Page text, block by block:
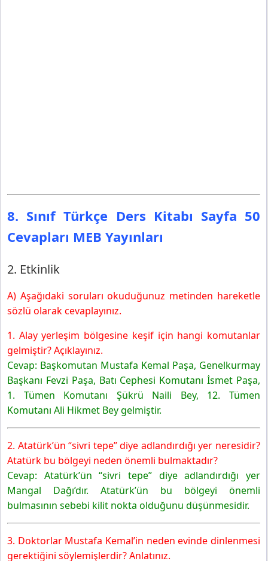
8. Sınıf Türkçe Ders Kitabı Sayfa 50
Cevapları MEB Yayınları
2. Etkinlik
A) Aşağıdaki soruları okuduğunuz metinden hareketle
sözlü olarak cevaplayınız.
1. Alay yerleşim bölgesine keşif için hangi komutanlar
gelmiştir? Açıklayınız.
Cevap: Başkomutan Mustafa Kemal Paşa, Genelkurmay
Başkanı Fevzi Paşa, Batı Cephesi Komutanı İsmet Paşa,
1. Tümen Komutanı Şükrü Naili Bey, 12. Tümen
Komutanı Ali Hikmet Bey gelmiştir.
2. Atatürk’ün “sivri tepe” diye adlandırdığı yer neresidir?
Atatürk bu bölgeyi neden önemli bulmaktadır?
Cevap: Atatürk’ün “sivri tepe” diye adlandırdığı yer
Mangal Dağı’dır. Atatürk’ün bu bölgeyi önemli
bulmasının sebebi kilit nokta olduğunu düşünmesidir.
3. Doktorlar Mustafa Kemal’in neden evinde dinlenmesi
gerektiğini söylemişlerdir? Anlatınız.